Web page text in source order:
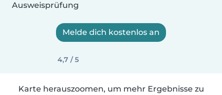
Ausweisprüfung
Melde dich kostenlos an
4,7 / 5
Karte herauszoomen, um mehr Ergebnisse zu